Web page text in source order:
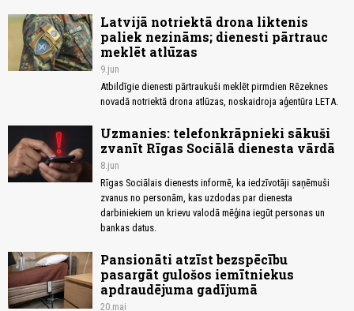
Latvijā notriektā drona liktenis
paliek nezināms; dienesti pārtrauc
meklēt atlūzas
9.jun
Atbildīgie dienesti pārtraukuši meklēt pirmdien Rēzeknes
novadā notriektā drona atlūzas, noskaidroja aģentūra LETA.
Uzmanies: telefonkrāpnieki sākuši
zvanīt Rīgas Sociālā dienesta vārdā
8.jun
Rīgas Sociālais dienests informē, ka iedzīvotāji saņēmuši
zvanus no personām, kas uzdodas par dienesta
darbiniekiem un krievu valodā mēģina iegūt personas un
bankas datus.
Pansionāti atzīst bezspēcību
pasargāt gulošos iemītniekus
apdraudējuma gadījumā
20.mai